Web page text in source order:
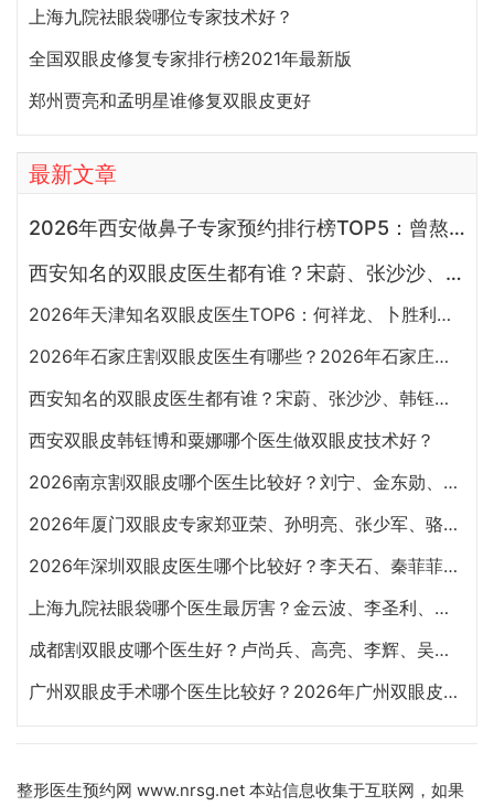
上海九院祛眼袋哪位专家技术好？
全国双眼皮修复专家排行榜2021年最新版
郑州贾亮和孟明星谁修复双眼皮更好
最新文章
2026年西安做鼻子专家预约排行榜TOP5：曾熬、霍玉旺、房志强、蒋立、刘宝军哪个更好？
西安知名的双眼皮医生都有谁？宋蔚、张沙沙、韩钰博、王璇、张文军谁做双眼皮更好？
2026年天津知名双眼皮医生TOP6：何祥龙、卜胜利、关迪剑、邵妍、夏红福、毕小丽:好？
2026年石家庄割双眼皮医生有哪些？2026年石家庄双眼皮专家预约排行榜前十名大全
西安知名的双眼皮医生都有谁？宋蔚、张沙沙、韩钰博、王璇、张文军谁做双眼皮更好？
西安双眼皮韩钰博和粟娜哪个医生做双眼皮技术好？
2026南京割双眼皮哪个医生比较好？刘宁、金东勋、朱喆辰、丁洪如、孙宗良哪个最好？
2026年厦门双眼皮专家郑亚荣、孙明亮、张少军、骆新峰、张宏、陈运生哪个最好？
2026年深圳双眼皮医生哪个比较好？李天石、秦菲菲、朱武根、田芳斌、林登文哪个最好？
上海九院祛眼袋哪个医生最厉害？金云波、李圣利、苏薇洁、孙笛、高博闻祛眼袋技术谁好？
成都割双眼皮哪个医生好？卢尚兵、高亮、李辉、吴建、杨迪、雷蕾、李萍、虞冬梅谁好？
广州双眼皮手术哪个医生比较好？2026年广州双眼皮专家预约排行榜前十名大全
整形医生预约网 www.nrsg.net 本站信息收集于互联网，如果